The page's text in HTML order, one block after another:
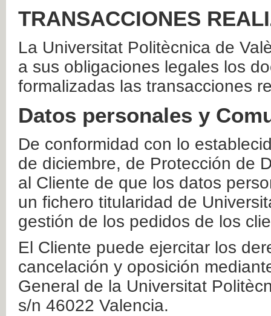
TRANSACCIONES
La Universitat Politècnica de
a sus obligaciones legales los
formalizadas las transacciones
Datos personales y
De conformidad con lo
de diciembre, de Protección de
al Cliente de que los datos
un fichero titularidad de
gestión de los pedidos de los
El Cliente puede ejercitar los
cancelación y oposición
General de la Universitat
s/n 46022 Valencia.